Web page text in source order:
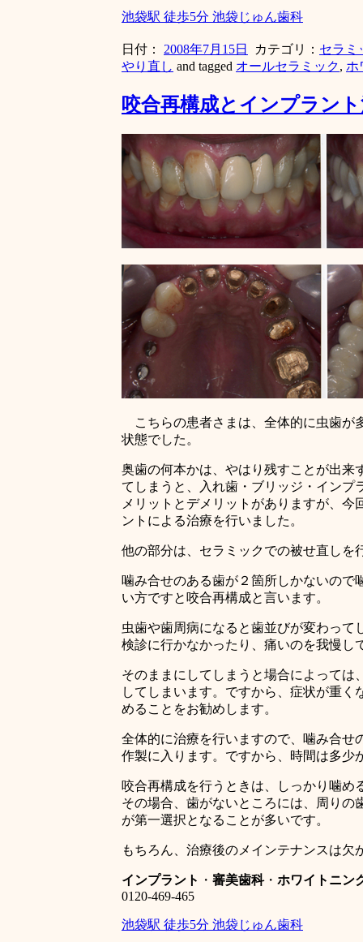
池袋駅 徒歩5分 池袋じゅん歯科
日付： 2008年7月15日 カテゴリ： セラミ
やり直し and tagged オールセラミック, ホ
咬合再構成とインプラン
こちらの患者さまは、全体的に虫歯が
状態でした。
奥歯の何本かは、やはり残すことが出来
てしまうと、入れ歯・ブリッジ・インプ
メリットとデメリットがありますが、
ントによる治療を行いました。
他の部分は、セラミックでの被せ直しを
噛み合せのある歯が２箇所しかないの
い方ですと咬合再構成と言います。
虫歯や歯周病になると歯並びが変わっ
検診に行かなかったり、痛いのを我慢し
そのままにしてしまうと場合によって
してしまいます。ですから、症状が重
めることをお勧めします。
全体的に治療を行いますので、噛み合せ
作製に入ります。ですから、時間は多少
咬合再構成を行うときは、しっかり噛
その場合、歯がないところには、周り
が第一選択となることが多いです。
もちろん、治療後のメインテナンスは欠
インプラント ・ 審美歯科・ ホワイトニン
0120-469-465
池袋駅 徒歩5分 池袋じゅん歯科